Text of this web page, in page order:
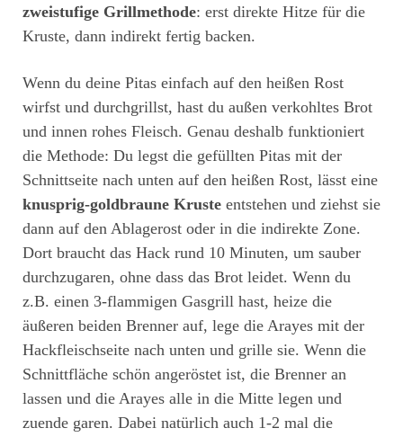
zweistufige Grillmethode: erst direkte Hitze für die
Kruste, dann indirekt fertig backen.
Wenn du deine Pitas einfach auf den heißen Rost
wirfst und durchgrillst, hast du außen verkohltes Brot
und innen rohes Fleisch. Genau deshalb funktioniert
die Methode: Du legst die gefüllten Pitas mit der
Schnittseite nach unten auf den heißen Rost, lässt eine
knusprig-goldbraune Kruste entstehen und ziehst sie
dann auf den Ablagerost oder in die indirekte Zone.
Dort braucht das Hack rund 10 Minuten, um sauber
durchzugaren, ohne dass das Brot leidet. Wenn du
z.B. einen 3-flammigen Gasgrill hast, heize die
äußeren beiden Brenner auf, lege die Arayes mit der
Hackfleischseite nach unten und grille sie. Wenn die
Schnittfläche schön angeröstet ist, die Brenner an
lassen und die Arayes alle in die Mitte legen und
zuende garen. Dabei natürlich auch 1-2 mal die